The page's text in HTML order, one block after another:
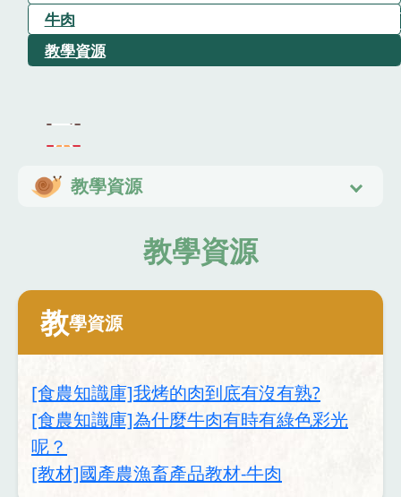
牛肉
教學資源
教學資源
教學資源
教學資源
[食農知識庫]我烤的肉到底有沒有熟?
[食農知識庫]為什麼牛肉有時有綠色彩光
呢？
[教材]國產農漁畜產品教材-牛肉